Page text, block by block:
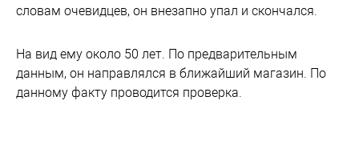
словам очевидцев, он внезапно упал и скончался.
На вид ему около 50 лет. По предварительным
данным, он направлялся в ближайший магазин. По
данному факту проводится проверка.